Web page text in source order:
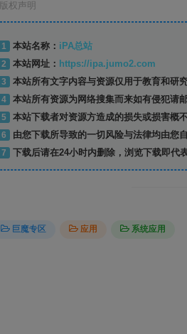
版权声明
1 本站名称： iPA总站
2
本站网址： https://ipa.jumo2.com
3
本站所有文字内容与资源仅用于教育和研
4
本站所有资源为网络搜集而来如有侵犯请
5
本站下载者对资源方造成的损失或损害概
6
由您下载所导致的一切风险与法律均由您
7
下载后请在24小时内删除，浏览下载即代
巨魔专区 应用 系统应用